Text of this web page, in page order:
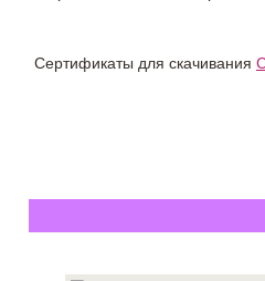
Сертификаты для скачивания